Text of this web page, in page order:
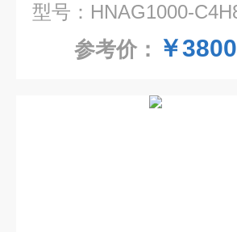
参考价： ￥3800